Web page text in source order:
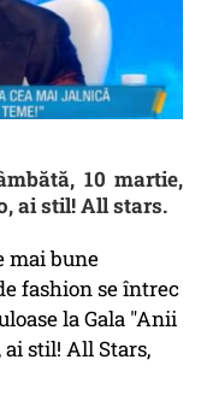
10 martie,
ai stil! All stars.
mai bune
fashion se întrec
la Gala "Anii
stil! All Stars,